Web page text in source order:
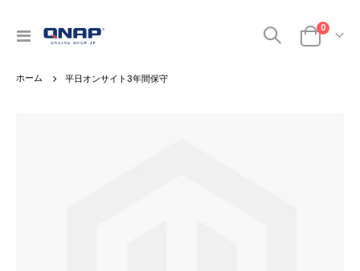
ナ
呼
カート
0商品
平日オンサイト3年間保守